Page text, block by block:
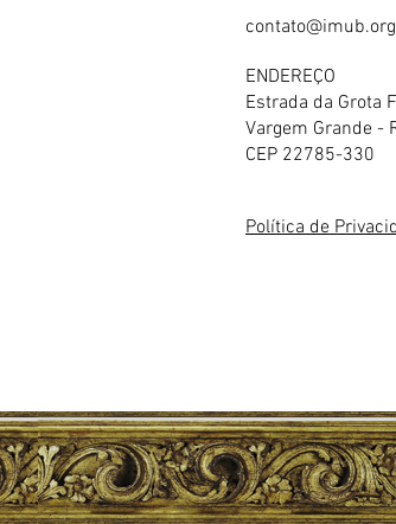
contato@imub.org
ENDEREÇO
Estrada da Grota
Vargem Grande -
CEP 22785-330
Política de